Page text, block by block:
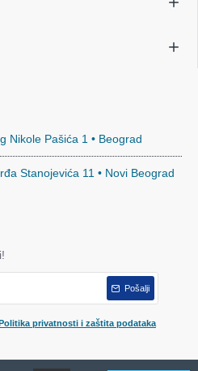
Nikole Pašića 1 • Beograd
Stanojevića 11 • Novi Beograd
Pošalji
privatnosti i zaštita podataka